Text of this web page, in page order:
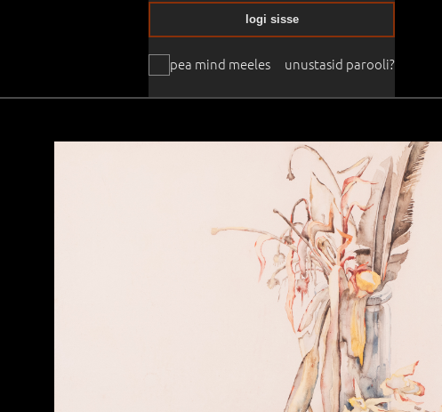
pea mind meeles
logi sisse
unustasid parooli?